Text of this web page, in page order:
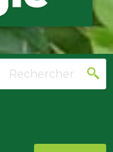
Rechercher